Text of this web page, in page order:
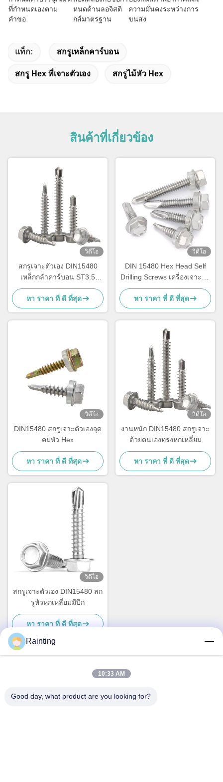
ที่กำหนดเองตาม
คำขอ
หนดด้านลอจิสติ
กส์มาตรฐาน
ความมั่นคงระหว่างการ
ขนส่ง
แท็ก: สกรูเหล็กคาร์บอน
สกรู Hex ที่เจาะตัวเอง สกรูไม้หัว Hex
สินค้าที่เกี่ยวข้อง
วิดีโอ
สกรูเจาะตัวเอง DIN15480
เหล็กกล้าคาร์บอน ST3.5
ST4.2 หัวหกเหลี่ยมพร้อม
แหวนรอง
หา ราคา ที่ ดี ที่สุด
วิดีโอ
DIN 15480 Hex Head Self
Drilling Screws เครื่องเจาะตัว
เอง
หา ราคา ที่ ดี ที่สุด
วิดีโอ
DIN15480 สกรูเจาะตัวเองจุด
คมหัว Hex
หา ราคา ที่ ดี ที่สุด
วิดีโอ
งานหนัก DIN15480 สกรูเจาะ
ด้วยตนเองทรงหกเหลี่ยม
หา ราคา ที่ ดี ที่สุด
วิดีโอ
สกรูเจาะตัวเอง DIN15480 สก
รูหัวหกเหลี่ยมมีปีก
หา ราคา ที่ ดี ที่สุด
Rainting
10:33 AM
Good day, what product are you looking for?